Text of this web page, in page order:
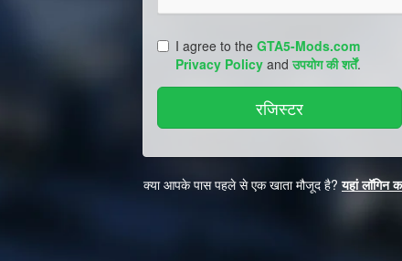
I agree to the GTA5-Mods.com
Privacy Policy andउपयोग की शर्तें.
क्या आपके पास पहले से एक खाता मौजूद है?यहां लॉगिन